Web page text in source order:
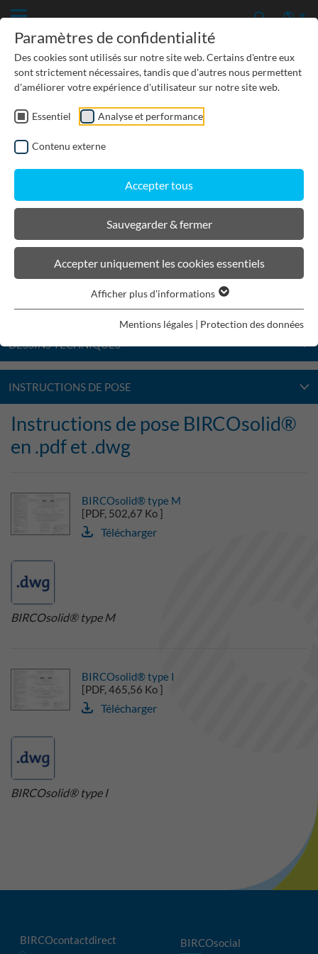
Instructions de pose
TÉLÉCHARGEMENTS
DESSINS TECHNIQUES
INSTRUCTIONS DE POSE
Instructions de pose BIRCOsolid®
en .pdf et .dwg
BIRCOsolid® type M
[PDF, 502,67 Ko ]
Télécharger
BIRCOsolid® type M
BIRCOsolid® type I
[PDF, 465,56 Ko ]
Télécharger
BIRCOsolid® type I
BIRCOcontactdirect BIRCOsocial
Paramètres de confidentialité
Des cookies sont utilisés sur notre site web. Certains d'entre eux
sont strictement nécessaires, tandis que d'autres nous permettent
d'améliorer votre expérience d'utilisateur sur notre site web.
Essentiel Analyse et performance
Contenu externe
Accepter tous
Sauvegarder & fermer
Accepter uniquement les cookies essentiels
Afficher plus d'informations
Mentions légales | Protection des données